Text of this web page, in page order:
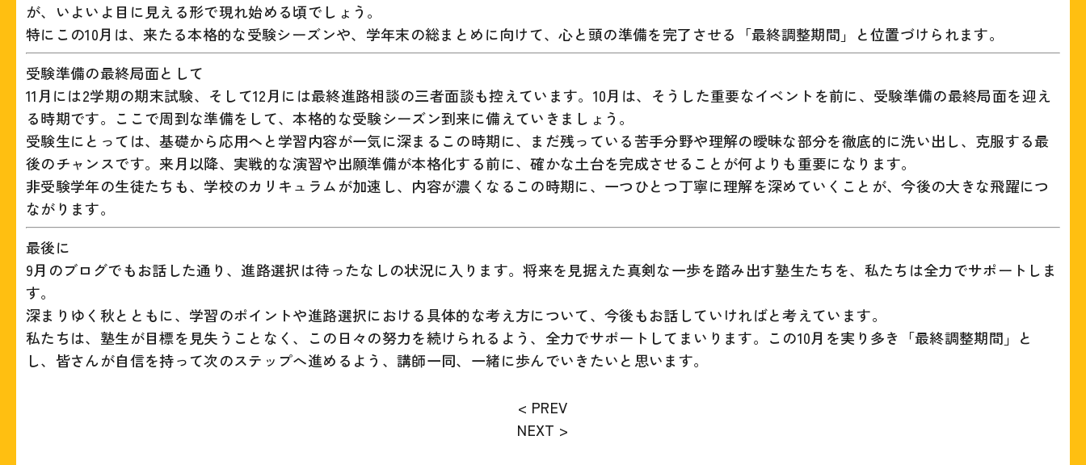
が、いよいよ目に見える形で現れ始める頃でしょう。
特にこの10月は、来たる本格的な受験シーズンや、学年末の総まとめに向けて、心と頭の準備を完了させる「最終調整期間」と位置づけられます。
受験準備の最終局面として
11月には2学期の期末試験、そして12月には最終進路相談の三者面談も控えています。10月は、そうした重要なイベントを前に、受験準備の最終局面を迎え
る時期です。ここで周到な準備をして、本格的な受験シーズン到来に備えていきましょう。
受験生にとっては、基礎から応用へと学習内容が一気に深まるこの時期に、まだ残っている苦手分野や理解の曖昧な部分を徹底的に洗い出し、克服する最
後のチャンスです。来月以降、実戦的な演習や出願準備が本格化する前に、確かな土台を完成させることが何よりも重要になります。
非受験学年の生徒たちも、学校のカリキュラムが加速し、内容が濃くなるこの時期に、一つひとつ丁寧に理解を深めていくことが、今後の大きな飛躍につ
ながります。
最後に
9月のブログでもお話した通り、進路選択は待ったなしの状況に入ります。将来を見据えた真剣な一歩を踏み出す塾生たちを、私たちは全力でサポートしま
す。
深まりゆく秋とともに、学習のポイントや進路選択における具体的な考え方について、今後もお話していければと考えています。
私たちは、塾生が目標を見失うことなく、この日々の努力を続けられるよう、全力でサポートしてまいります。この10月を実り多き「最終調整期間」と
し、皆さんが自信を持って次のステップへ進めるよう、講師一同、一緒に歩んでいきたいと思います。
< PREV
NEXT >